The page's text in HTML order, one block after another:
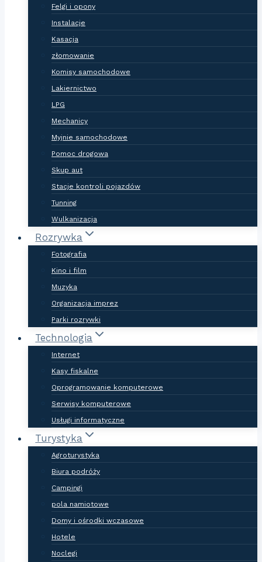
Felgi i opony
Instalacje
Kasacja
złomowanie
Komisy samochodowe
Lakiernictwo
LPG
Mechanicy
Myjnie samochodowe
Pomoc drogowa
Skup aut
Stacje kontroli pojazdów
Tunning
Wulkanizacja
Rozrywka
Fotografia
Kino i film
Muzyka
Organizacja imprez
Parki rozrywki
Technologia
Internet
Kasy fiskalne
Oprogramowanie komputerowe
Serwisy komputerowe
Usługi informatyczne
Turystyka
Agroturystyka
Biura podróży
Campingi
pola namiotowe
Domy i ośrodki wczasowe
Hotele
Noclegi